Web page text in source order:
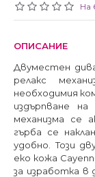
На
ОПИСАНИЕ
Двуместен
релакс
необходимия
издърпване
механизма се
гърба се
удобно. Този
еко кожа
за изработка в